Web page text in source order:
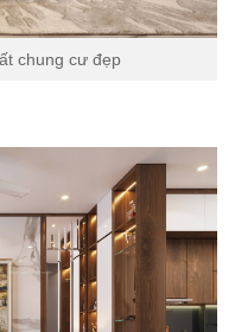
chung cư đẹp